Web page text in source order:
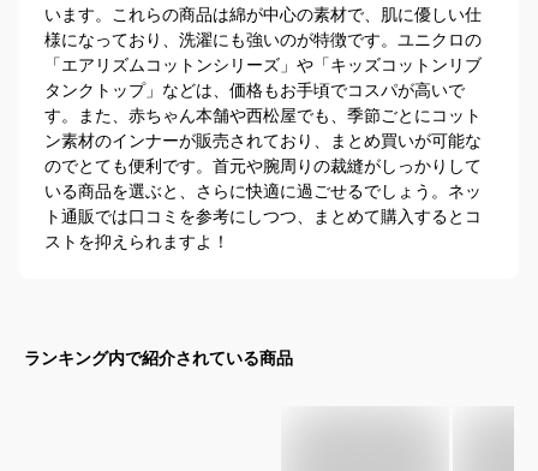
います。これらの商品は綿が中心の素材で、肌に優しい仕
様になっており、洗濯にも強いのが特徴です。ユニクロの
「エアリズムコットンシリーズ」や「キッズコットンリブ
タンクトップ」などは、価格もお手頃でコスパが高いで
す。また、赤ちゃん本舗や西松屋でも、季節ごとにコット
ン素材のインナーが販売されており、まとめ買いが可能な
のでとても便利です。首元や腕周りの裁縫がしっかりして
いる商品を選ぶと、さらに快適に過ごせるでしょう。ネッ
ト通販では口コミを参考にしつつ、まとめて購入するとコ
ストを抑えられますよ！
ランキング内で紹介されている商品